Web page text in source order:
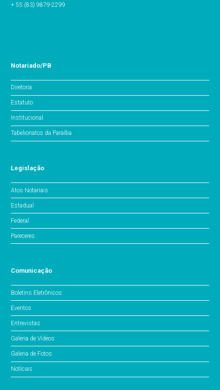
+ 55 (83) 9879-2299
Notariado/PB
Diretoria
Estatuto
Institucional
Tabelionatos da Paraíba
Legislação
Atos Notariais
Estadual
Federal
Pareceres
Comunicação
Boletins Eletrônicos
Eventos
Entrevistas
Galeria de Vídeos
Galeria de Fotos
Notícias